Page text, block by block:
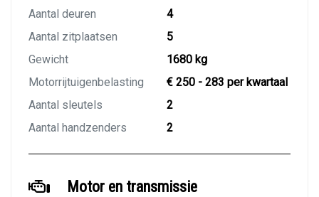
Aantal deuren
4
Aantal zitplaatsen
5
Gewicht
1680 kg
Motorrijtuigenbelasting
€ 250 - 283 per kwartaal
Aantal sleutels
2
Aantal handzenders
2
Motor en transmissie